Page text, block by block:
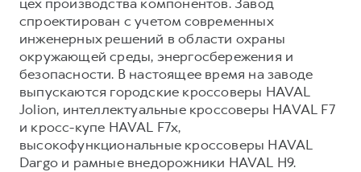
спроектирован с учетом современных
инженерных решений в области охраны
окружающей среды, энергосбережения и
безопасности. В настоящее время на заводе
выпускаются городские кроссоверы HAVAL
Jolion, интеллектуальные кроссоверы HAVAL F7
и кросс-купе HAVAL F7x,
высокофункциональные кроссоверы HAVAL
Dargo и рамные внедорожники HAVAL H9.